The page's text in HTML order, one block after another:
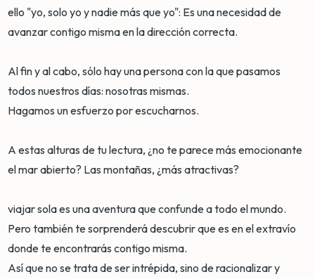
ello "yo, solo yo y nadie más que yo": Es una necesidad de
avanzar contigo misma en la dirección correcta.
Al fin y al cabo, sólo hay una persona con la que pasamos
todos nuestros días: nosotras mismas.
Hagamos un esfuerzo por escucharnos.
A estas alturas de tu lectura, ¿no te parece más emocionante
el mar abierto? Las montañas, ¿más atractivas?
viajar sola es una aventura que confunde a todo el mundo.
Pero también te sorprenderá descubrir que es en el extravío
donde te encontrarás contigo misma.
Así que no se trata de ser intrépida, sino de racionalizar y